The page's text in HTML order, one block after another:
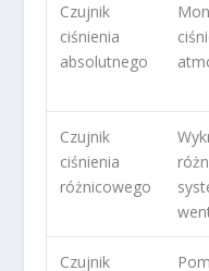
Czujnik
ciśnienia
absolutnego
Czujnik
ciśnienia
różnicowego
Czujnik